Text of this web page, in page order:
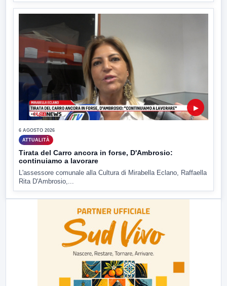
▶
6 AGOSTO 2026
ATTUALITÀ
Tirata del Carro ancora in forse, D'Ambrosio:
continuiamo a lavorare
L'assessore comunale alla Cultura di Mirabella Eclano, Raffaella
Rita D'Ambrosio,...